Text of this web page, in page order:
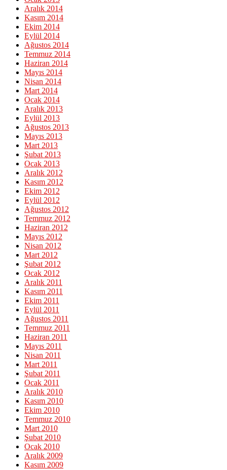
Aralık 2014
Kasım 2014
Ekim 2014
Eylül 2014
Ağustos 2014
Temmuz 2014
Haziran 2014
Mayıs 2014
Nisan 2014
Mart 2014
Ocak 2014
Aralık 2013
Eylül 2013
Ağustos 2013
Mayıs 2013
Mart 2013
Şubat 2013
Ocak 2013
Aralık 2012
Kasım 2012
Ekim 2012
Eylül 2012
Ağustos 2012
Temmuz 2012
Haziran 2012
Mayıs 2012
Nisan 2012
Mart 2012
Şubat 2012
Ocak 2012
Aralık 2011
Kasım 2011
Ekim 2011
Eylül 2011
Ağustos 2011
Temmuz 2011
Haziran 2011
Mayıs 2011
Nisan 2011
Mart 2011
Şubat 2011
Ocak 2011
Aralık 2010
Kasım 2010
Ekim 2010
Temmuz 2010
Mart 2010
Şubat 2010
Ocak 2010
Aralık 2009
Kasım 2009